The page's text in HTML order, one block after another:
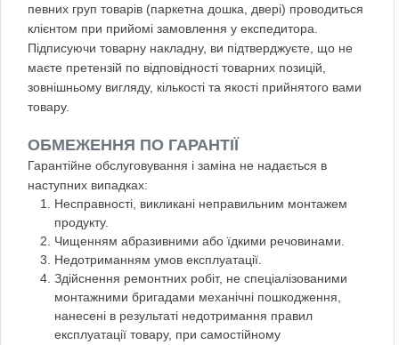
певних груп товарів (паркетна дошка, двері) проводиться
клієнтом при прийомі замовлення у експедитора.
Підписуючи товарну накладну, ви підтверджуєте, що не
маєте претензій по відповідності товарних позицій,
зовнішньому вигляду, кількості та якості прийнятого вами
товару.
ОБМЕЖЕННЯ ПО ГАРАНТІЇ
Гарантійне обслуговування і заміна не надається в
наступних випадках:
Несправності, викликані неправильним монтажем
продукту.
Чищенням абразивними або їдкими речовинами.
Недотриманням умов експлуатації.
Здійснення ремонтних робіт, не спеціалізованими
монтажними бригадами механічні пошкодження,
нанесені в результаті недотримання правил
експлуатації товару, при самостійному